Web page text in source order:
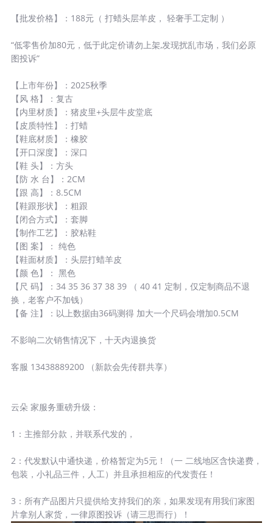
【批发价格】：188元（ 打蜡头层羊皮， 轻奢手工定制 ）
“低零售价加80元，低于此定价请勿上架,发现扰乱市场，我们必原
图投诉”
【上市年份】：2025秋季
【风 格】：复古
【内里材质】：猪皮里+头层牛皮堂底
【皮质特性】：打蜡
【鞋底材质】：橡胶
【开口深度】：深口
【鞋 头】：方头
【防 水 台】：2CM
【跟 高】：8.5CM
【鞋跟形状】：粗跟
【闭合方式】：套脚
【制作工艺】：胶粘鞋
【图 案】： 纯色
【鞋面材质】：头层打蜡羊皮
【颜 色】： 黑色
【尺 码】：34 35 36 37 38 39 （ 40 41 定制，仅定制商品不退
换，老客户不加钱）
【备 注】：以上数据由36码测得 加大一个尺码会增加0.5CM
不影响二次销售情况下，十天内退换货
客服 13438889200 （新款会先传群共享）
云朵 家服务重磅升级：
1：主推部分款，并联系代发的，
2：代发默认中通快递，价格暂定为5元！（一 二线地区含快递费，
包装，小礼品三件，人工）并且承担相应的代发责任！
3：所有产品图片只提供给支持我们的亲，如果发现有用我们家图
片拿别人家货，一律原图投诉（请三思而行）！